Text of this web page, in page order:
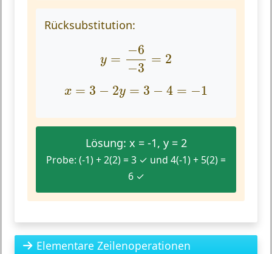
Rücksubstitution:
y =
−6
−3
= 2
−
x = 3 − 2y = 3 − 4 = −1
x= −2y=3− =−1
Lösung: x = -1, y = 2
Probe: (-1) + 2(2) = 3 ✓ und 4(-1) + 5(2) =
6 ✓
Elementare Zeilenoperationen